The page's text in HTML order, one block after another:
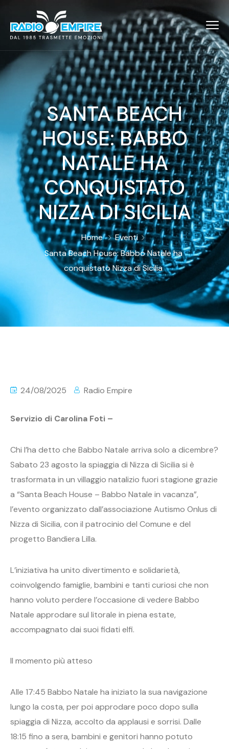
SANTA BEACH
HOUSE: BABBO
NATALE HA
CONQUISTATO
NIZZA DI SICILIA
Home
Eventi
Santa Beach House: Babbo Natale ha
conquistato Nizza di Sicilia
24/08/2025 Radio Empire
Servizio di Carolina Foti –
Chi l’ha detto che Babbo Natale arriva solo a dicembre?
Sabato 23 agosto la spiaggia di Nizza di Sicilia si è
trasformata in un villaggio natalizio fuori stagione grazie
a “Santa Beach House – Babbo Natale in vacanza”,
l’evento organizzato dall’associazione Autismo Onlus di
Nizza di Sicilia, con il patrocinio del Comune e del
progetto Bandiera Lilla.
L’iniziativa ha unito divertimento e solidarietà,
coinvolgendo famiglie, bambini e tanti curiosi che non
hanno voluto perdere l’occasione di vedere Babbo
Natale approdare sul litorale in piena estate,
accompagnato dai suoi fidati elfi.
Il momento più atteso
Alle 17:45 Babbo Natale ha iniziato la sua navigazione
lungo la costa, per poi approdare poco dopo sulla
spiaggia di Nizza, accolto da applausi e sorrisi. Dalle
18:15 fino a sera, bambini e genitori hanno potuto